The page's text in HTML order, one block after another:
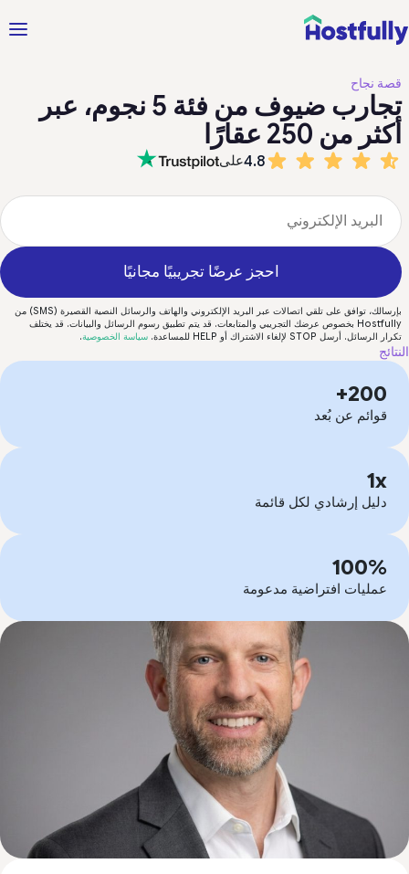
قصة نجاح
تجارب ضيوف من فئة 5 نجوم، عبر
أكثر من 250 عقارًا
4.8على
احجز عرضًا تجريبيًا مجانيًا
بإرسالك، توافق على تلقي اتصالات عبر البريد الإلكتروني والهاتف والرسائل النصية القصيرة (SMS) من
Hostfully بخصوص عرضك التجريبي والمتابعات. قد يتم تطبيق رسوم الرسائل والبيانات. قد يختلف
تكرار الرسائل. أرسل STOP لإلغاء الاشتراك أو HELP للمساعدة.
سياسة الخصوصية.
النتائج
200+
قوائم عن بُعد
1x
دليل إرشادي لكل قائمة
100%
عمليات افتراضية مدعومة